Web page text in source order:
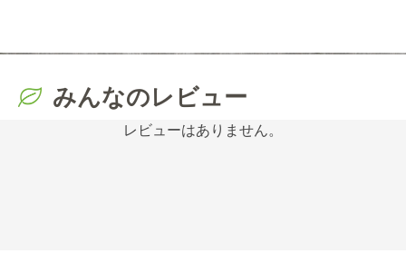
みんなのレビュー
レビューはありません。